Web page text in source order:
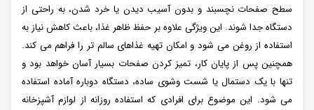
سطح صفحات نچسبند و بدون آسیب دیدن یا خرد شدن، به راحتی از
دستگاه جدا شوند. این ویژگی علاوه بر حفظ ظاهر غذا، باعث کاهش نیاز به
استفاده از روغن می شود و امکان تهیه غذاهای سالم تر را فراهم می کند.
همچنین پس از پایان کار، تمیز کردن صفحات بسیار آسان خواهد بود و
تنها با یک دستمال یا شست وشوی ساده، دستگاه دوباره آماده استفاده
می شود. این موضوع برای افرادی که استفاده روزانه از لوازم آشپزخانه